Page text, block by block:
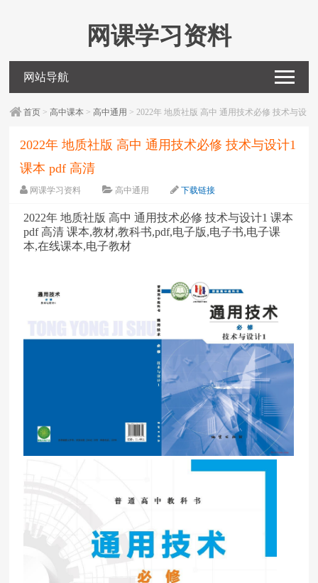
网课学习资料
网站导航
首页 >高中课本 >高中通用 > 2022年 地质社版 高中 通用技术必修 技术与设
2022年 地质社版 高中 通用技术必修 技术与设计1
课本 pdf 高清
网课学习资料 高中通用
下载链接
2022年 地质社版 高中 通用技术必修 技术与设计1 课本
pdf 高清 课本,教材,教科书,pdf,电子版,电子书,电子课
本,在线课本,电子教材